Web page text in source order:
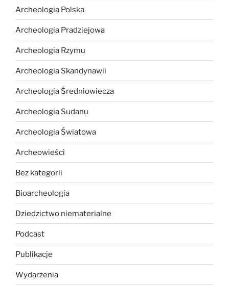
Archeologia Polska
Archeologia Pradziejowa
Archeologia Rzymu
Archeologia Skandynawii
Archeologia Średniowiecza
Archeologia Sudanu
Archeologia Światowa
Archeowieści
Bez kategorii
Bioarcheologia
Dziedzictwo niematerialne
Podcast
Publikacje
Wydarzenia